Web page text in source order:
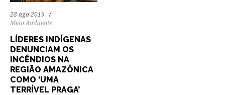
28 ago 2019
Meio Ambiente
LÍDERES INDÍGENAS
DENUNCIAM OS
INCÊNDIOS NA
REGIÃO AMAZÔNICA
COMO ‘UMA
TERRÍVEL PRAGA’